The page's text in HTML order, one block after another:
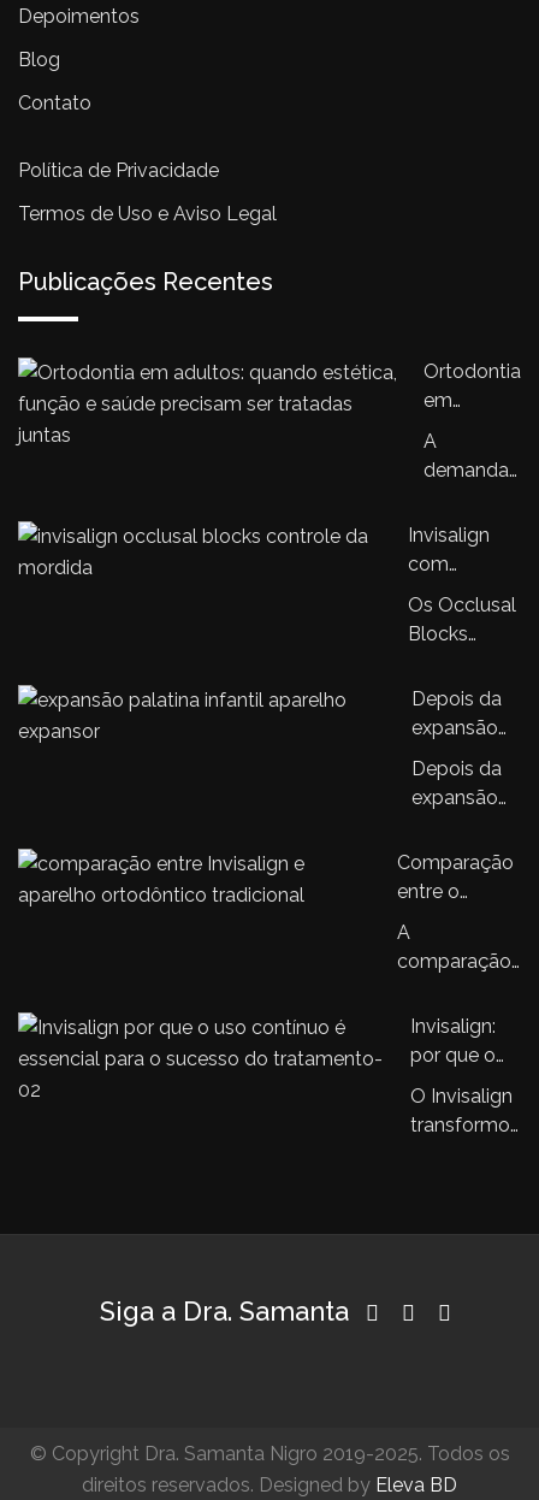
Depoimentos
Blog
Contato
Política de Privacidade
Termos de Uso e Aviso Legal
Publicações Recentes
Ortodontia
em
adultos:
quando
saúde
precisam
ser
tratadas
A
demanda
ortodontia
em
cresceu
nos
anos.…
Invisalign
com
Occlusal
Blocks: a
que amplia
o controle
da mordida
no
ortodôntico
Os Occlusal
Blocks
uma
evolução no
Invisalign,
trazendo…
Depois da
expansão
palatina, o
que
acontece?
a sequência
do
ortodôntico
Depois da
expansão
tratamento
ortodôntico
com…
Comparação
entre o
aparelho
Invisalign e
aparelhos
tradicionais
A
comparação
aparelho
Invisalign® e
ortodônticos…
Invisalign:
por que o
uso
contínuo é
O Invisalign
transformou
Se…
Siga a Dra. Samanta
© Copyright Dra. Samanta Nigro 2019-2025. Todos os
direitos reservados. Designed by Eleva BD